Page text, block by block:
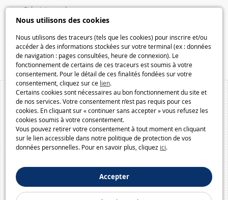
Nous utilisons des cookies
Nous utilisons des traceurs (tels que les cookies) pour inscrire et/ou
accéder à des informations stockées sur votre terminal (ex : données
de navigation : pages consultées, heure de connexion). Le
fonctionnement de certains de ces traceurs est soumis à votre
consentement. Pour le détail de ces finalités fondées sur votre
consentement, cliquez sur ce lien.
Certains cookies sont nécessaires au bon fonctionnement du site et
de nos services. Votre consentement n’est pas requis pour ces
cookies. En cliquant sur « continuer sans accepter » vous refusez les
cookies soumis à votre consentement.
Vous pouvez retirer votre consentement à tout moment en cliquant
sur le lien accessible dans notre politique de protection de vos
données personnelles. Pour en savoir plus, cliquez ici.
Accepter
Galaxiejouets.be
Galaxiespielzeug.be
Speelgoedmelkweg.be
Macway.com